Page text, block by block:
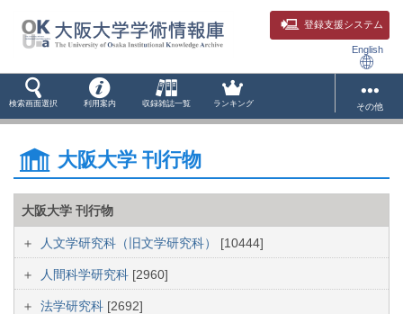
登録支援システム
English
検索画面選択 利用案内 収録雑誌一覧 ランキング その他
大阪大学 刊行物
大阪大学 刊行物
人文学研究科（旧文学研究科） [10444]
人間科学研究科 [2960]
法学研究科 [2692]